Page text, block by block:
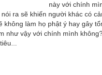
này với chính
ra sẽ khiến người khác có
không làm họ phật ý hay gây
như vậy với chính mình